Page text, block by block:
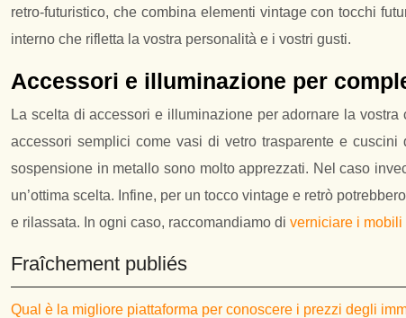
retro-futuristico, che combina elementi vintage con tocchi
interno che rifletta la vostra personalità e i vostri gusti.
Accessori e illuminazione per
La scelta di accessori e illuminazione per adornare la
accessori semplici come vasi di vetro trasparente e
sospensione in metallo sono molto apprezzati. Nel caso
un’ottima scelta. Infine, per un tocco vintage e retrò
e rilassata. In ogni caso, raccomandiamo di verniciare i
Fraîchement publiés
Qual è la migliore piattaforma per conoscere i prezzi degli